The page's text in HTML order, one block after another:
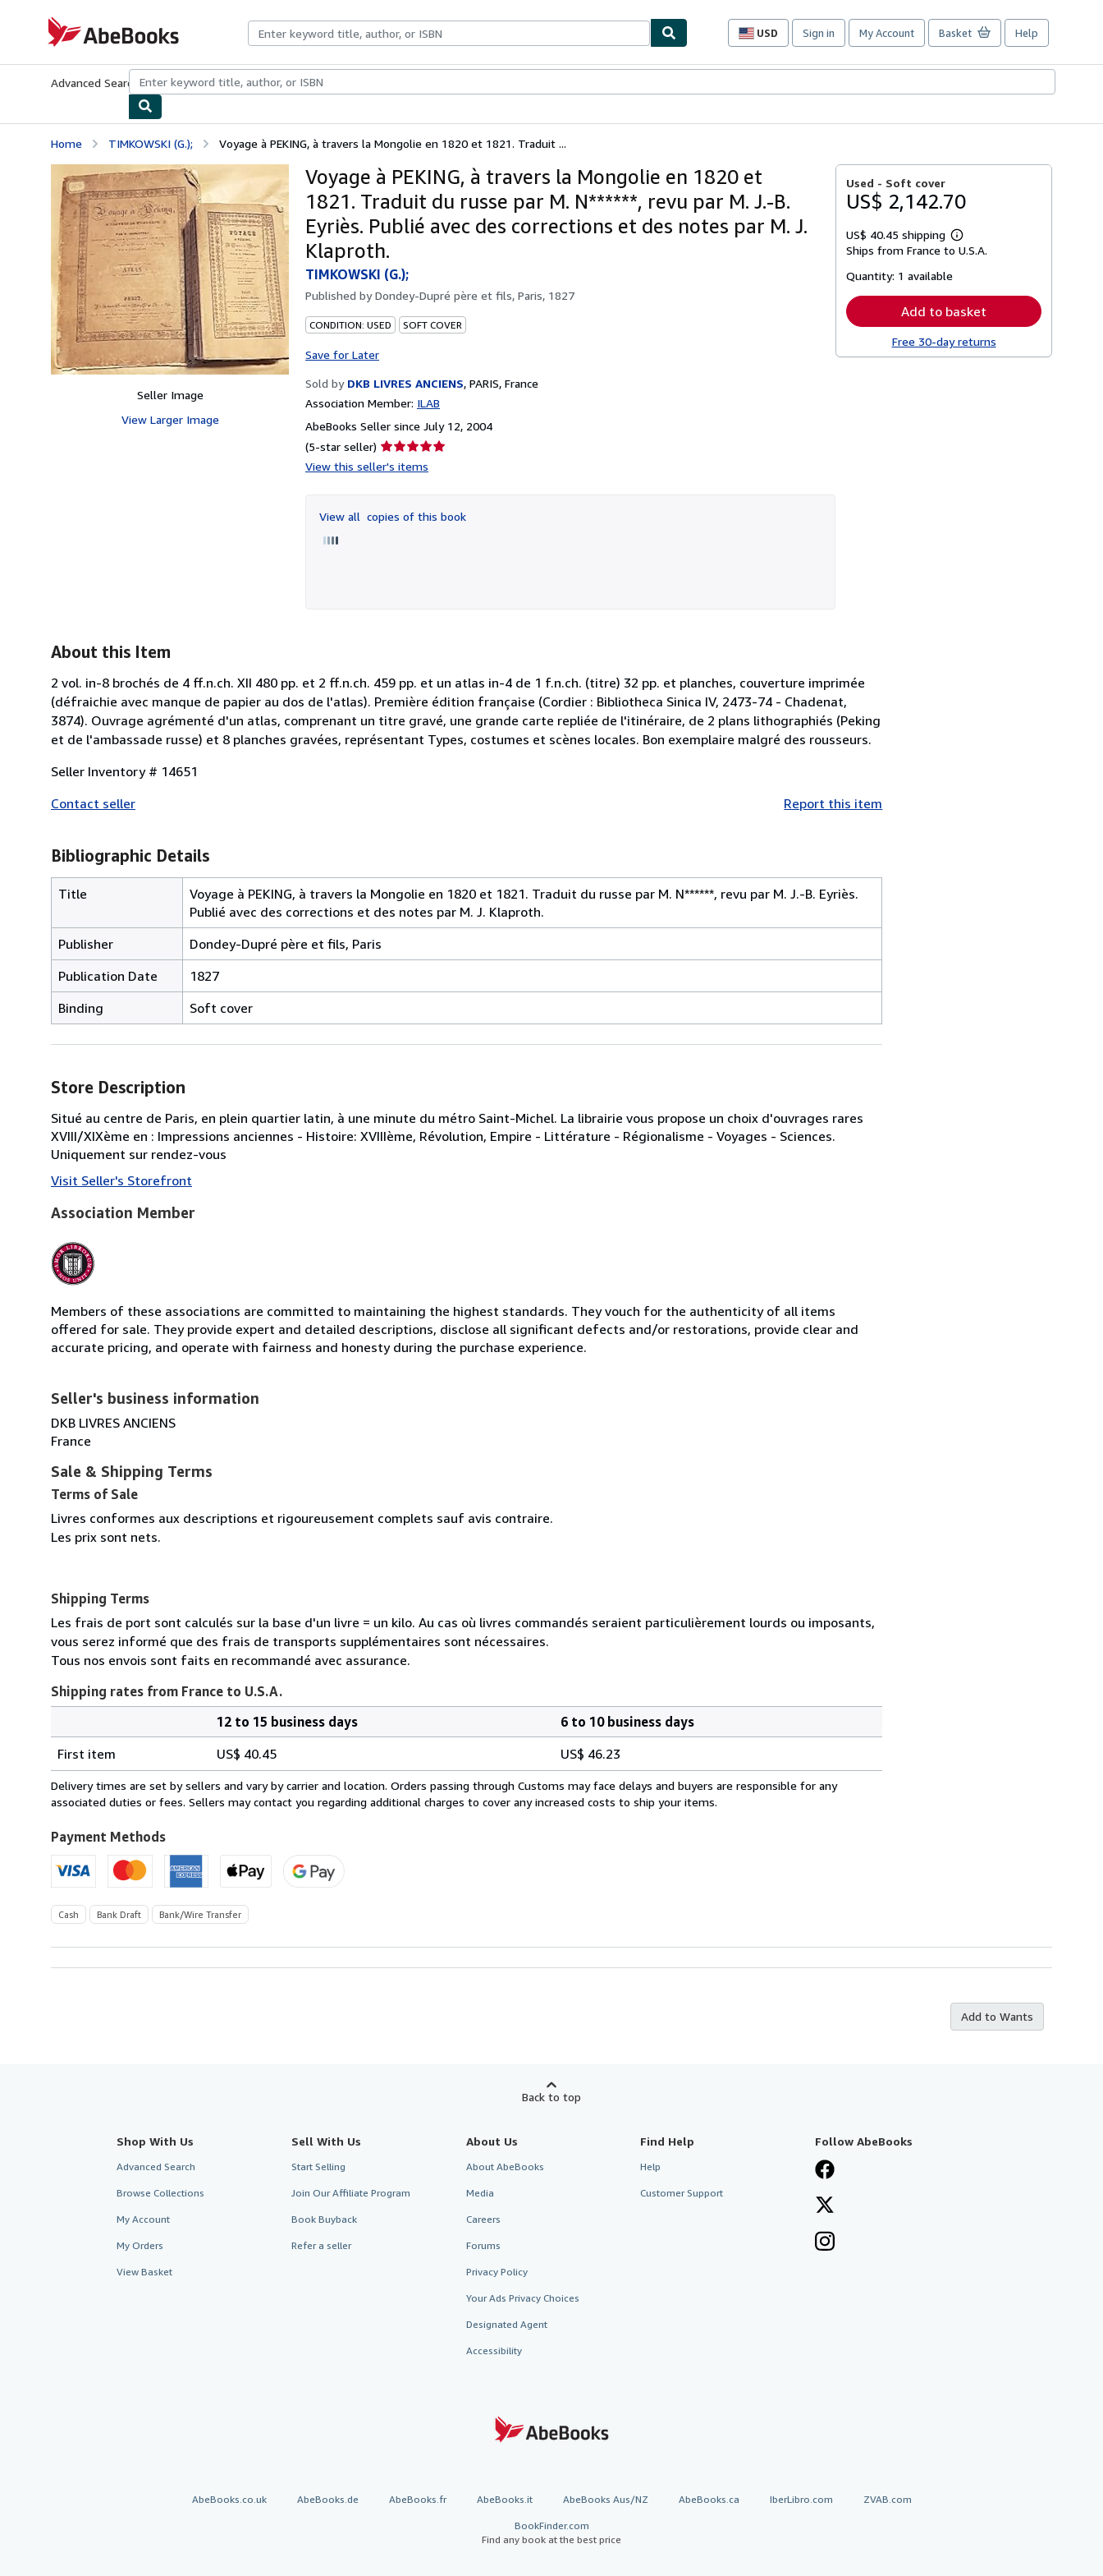
AbeBooks.com
USD
Site
preferences
Sign in My Account Basket Help
Advanced Search Browse CollectionsRare BooksArt & Collectibles
Home TIMKOWSKI (G.); Voyage à PEKING, à travers la Mongolie en 1820 et 1821. Traduit ...
Seller Image
View Larger Image
Voyage à PEKING, à travers la Mongolie en 1820 et
1821. Traduit du russe par M. N******, revu par M. J.-B.
Eyriès. Publié avec des corrections et des notes par M. J.
Klaproth.
TIMKOWSKI (G.);
Published byDondey-Dupré père et fils, Paris, 1827
CONDITION: USED SOFT COVER
Save for Later
Sold by DKB LIVRES ANCIENS, PARIS, France
Association Member: ILAB
AbeBooks Seller since July 12, 2004
(5-star seller) Seller
rating
of
5
View this seller's items
View all copies of this book
Used - Soft cover
US$ 2,142.70
US$ 40.45 shipping
Learn
more
Ships from France to U.S.A.
Quantity: 1 available
Add to basket
Free 30-day returns
About this Item
2 vol. in-8 brochés de 4 ff.n.ch. XII 480 pp. et 2 ff.n.ch. 459 pp. et un atlas in-4 de 1 f.n.ch. (titre) 32 pp. et planches, couverture imprimée
(défraichie avec manque de papier au dos de l'atlas). Première édition française (Cordier : Bibliotheca Sinica IV, 2473-74 - Chadenat,
3874). Ouvrage agrémenté d'un atlas, comprenant un titre gravé, une grande carte repliée de l'itinéraire, de 2 plans lithographiés (Peking
et de l'ambassade russe) et 8 planches gravées, représentant Types, costumes et scènes locales. Bon exemplaire malgré des rousseurs.
Seller Inventory # 14651
Contact seller
Report this item
Bibliographic Details
Title
Voyage à PEKING, à travers la Mongolie en 1820 et 1821. Traduit du russe par M. N******, revu par M. J.-B. Eyriès.
Publié avec des corrections et des notes par M. J. Klaproth.
Publisher
Dondey-Dupré père et fils, Paris
Publication Date
1827
Binding
Soft cover
Store Description
Situé au centre de Paris, en plein quartier latin, à une minute du métro Saint-Michel. La librairie vous propose un choix d'ouvrages rares
XVIII/XIXème en : Impressions anciennes - Histoire: XVIIIème, Révolution, Empire - Littérature - Régionalisme - Voyages - Sciences.
Uniquement sur rendez-vous
Visit Seller's Storefront
Association Member
Members of these associations are committed to maintaining the highest standards. They vouch for the authenticity of all items
offered for sale. They provide expert and detailed descriptions, disclose all significant defects and/or restorations, provide clear and
accurate pricing, and operate with fairness and honesty during the purchase experience.
Seller's business information
DKB LIVRES ANCIENS
France
Sale & Shipping Terms
Terms of Sale
Livres conformes aux descriptions et rigoureusement complets sauf avis contraire.
Les prix sont nets.
Shipping Terms
Les frais de port sont calculés sur la base d'un livre = un kilo. Au cas où livres commandés seraient particulièrement lourds ou imposants,
vous serez informé que des frais de transports supplémentaires sont nécessaires.
Tous nos envois sont faits en recommandé avec assurance.
Shipping rates from France to U.S.A.
rates
from
France
U.S.A.
12 to 15 business days
6 to 10 business days
First item
US$ 40.45 US$ 46.23
Delivery times are set by sellers and vary by carrier and location. Orders passing through Customs may face delays and buyers are responsible for any
associated duties or fees. Sellers may contact you regarding additional charges to cover any increased costs to ship your items.
Payment Methods
Cash Bank Draft Bank/Wire Transfer
Add to Wants
Back to top
Shop With Us
Advanced Search
Browse Collections
My Account
My Orders
View Basket
Sell With Us
Start Selling
Join Our Affiliate Program
Book Buyback
Refer a seller
About Us
About AbeBooks
Media
Careers
Forums
Privacy Policy
Your Ads Privacy Choices
Designated Agent
Accessibility
Find Help
Help
Customer Support
Follow AbeBooks
AbeBooks.co.uk AbeBooks.de AbeBooks.fr AbeBooks.it AbeBooks Aus/NZ AbeBooks.ca IberLibro.com ZVAB.com
BookFinder.com
Find any book at the best price